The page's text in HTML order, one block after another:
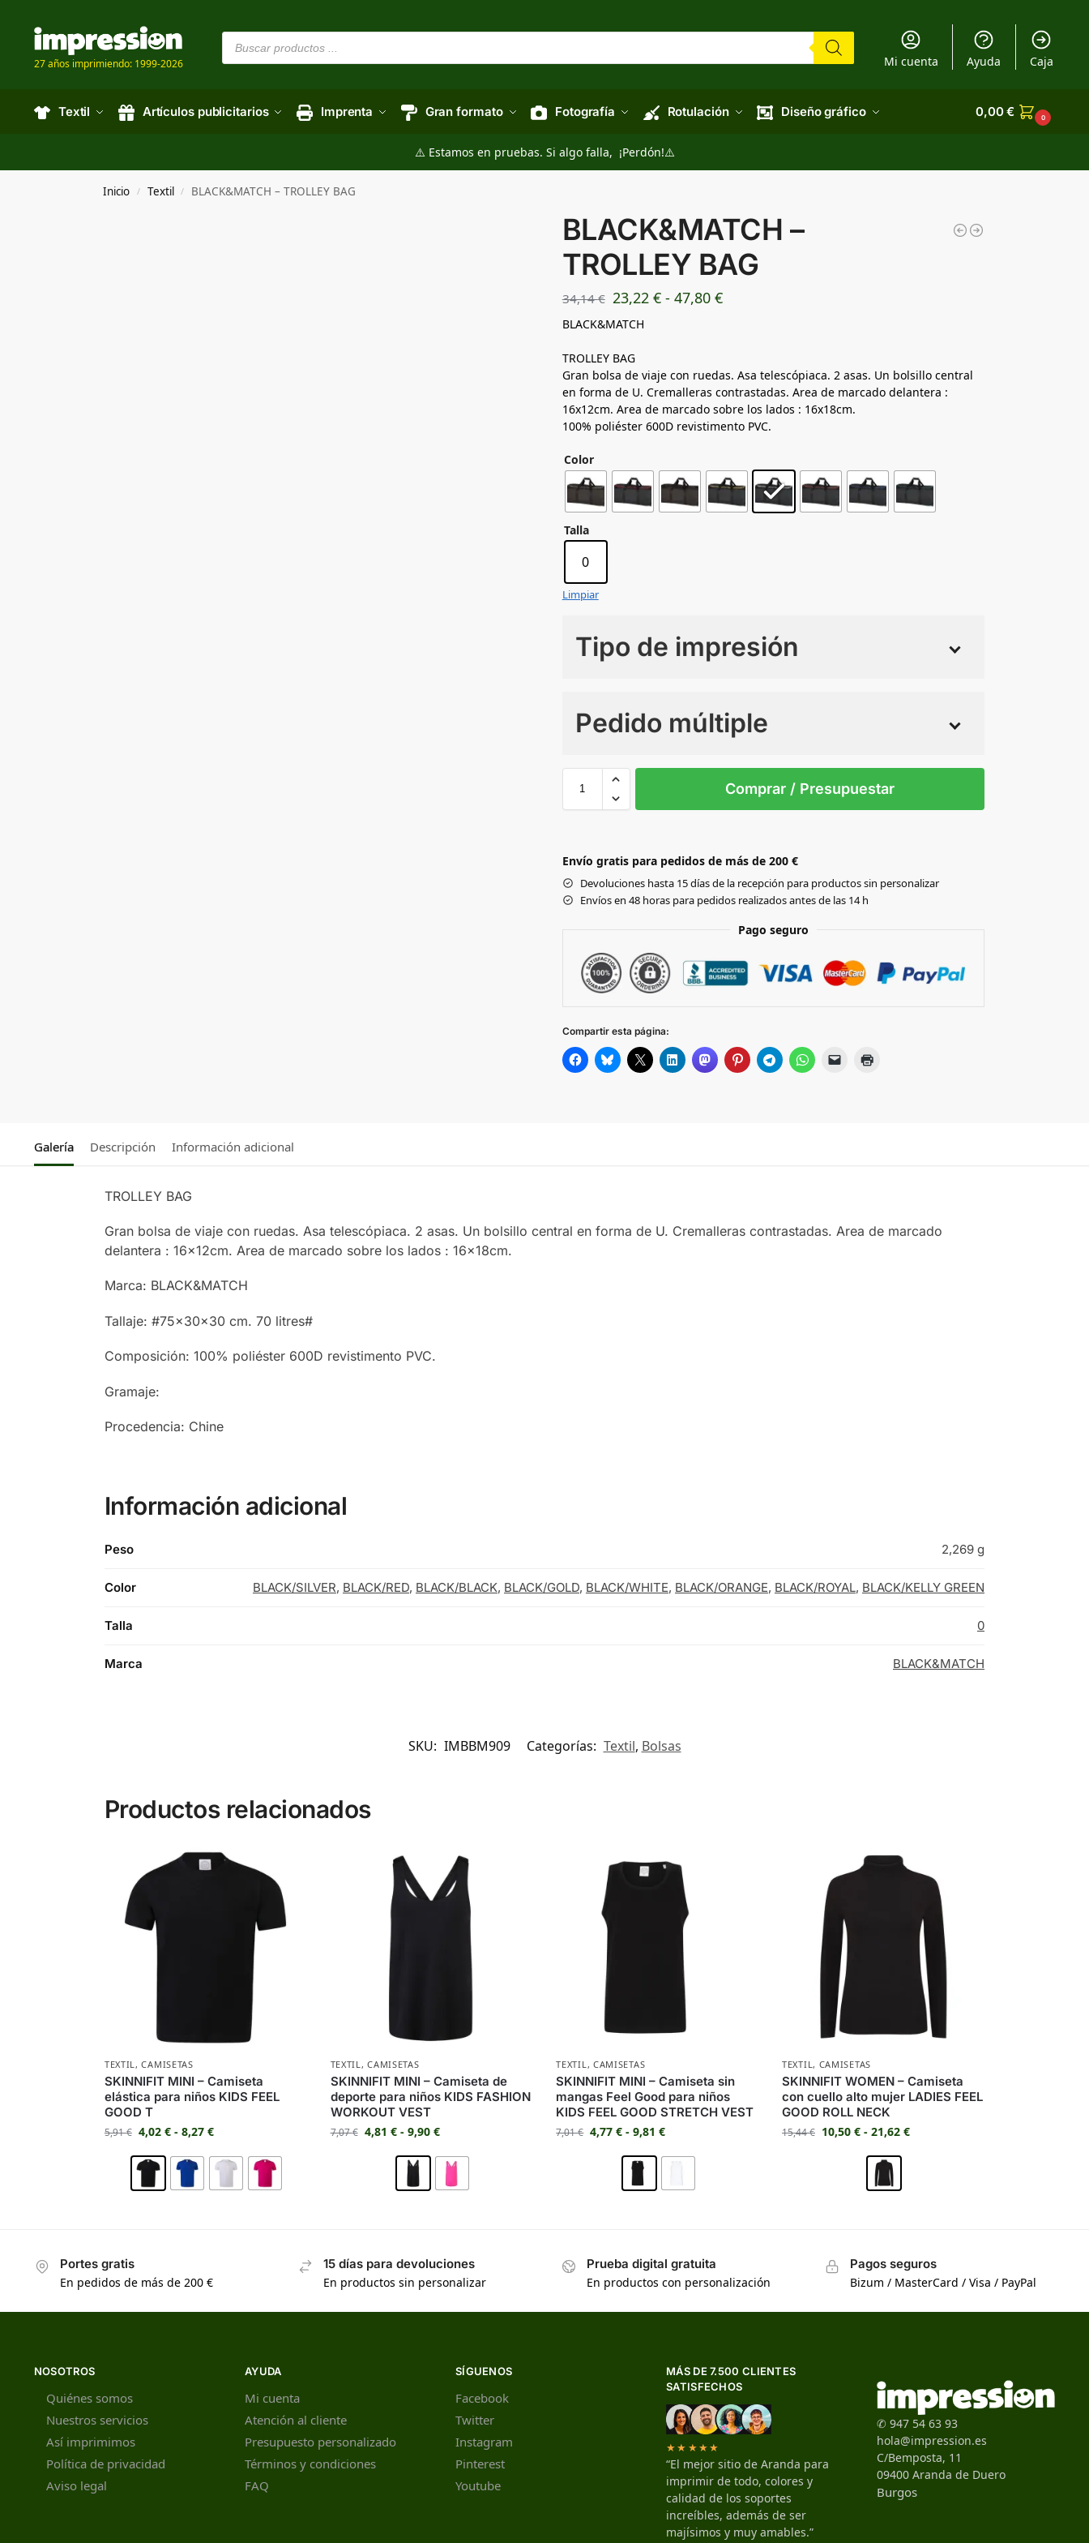
27 años imprimiendo: 1999-2026 Mi cuenta Ayuda Caja
Textil Artículos publicitarios Imprenta Gran formato Fotografía Rotulación Diseño gráfico 0,00€ 0
⚠️ Estamos en pruebas. Si algo falla, ¡Perdón!⚠️
Inicio / Textil / BLACK&MATCH – TROLLEY BAG
BLACK&MATCH –
TROLLEY BAG
34,14€ 23,22 € - 47,80 €
BLACK&MATCH
TROLLEY BAG
Gran bolsa de viaje con ruedas. Asa telescópiaca. 2 asas. Un bolsillo central
en forma de U. Cremalleras contrastadas. Area de marcado delantera :
16x12cm. Area de marcado sobre los lados : 16x18cm.
100% poliéster 600D revistimento PVC.
Color
Talla
0
Limpiar
Tipo de impresión
Pedido múltiple
BLACK/WHITE
BLACK/BLACK
BLACK/GOLD
BLACK/ORANGE
BLACK/ROYAL
BLACK/SILVER
Comprar / Presupuestar
Envío gratis para pedidos de más de 200 €
Devoluciones hasta 15 días de la recepción para productos sin personalizar
Envíos en 48 horas para pedidos realizados antes de las 14 h
Pago seguro
Compartir esta página:
Galería Descripción Información adicional
TROLLEY BAG
Gran bolsa de viaje con ruedas. Asa telescópiaca. 2 asas. Un bolsillo central en forma de U. Cremalleras contrastadas. Area de marcado
delantera : 16x12cm. Area de marcado sobre los lados : 16x18cm.
Marca: BLACK&MATCH
Tallaje: #75x30x30 cm. 70 litres#
Composición: 100% poliéster 600D revistimento PVC.
Gramaje:
Procedencia: Chine
Información adicional
Peso 2,269 g
Color BLACK/SILVER, BLACK/RED, BLACK/BLACK, BLACK/GOLD, BLACK/WHITE, BLACK/ORANGE, BLACK/ROYAL, BLACK/KELLY GREEN
Talla 0
Marca BLACK&MATCH
SKU: IMBBM909 Categorías: Textil, Bolsas
Productos relacionados
TEXTIL,CAMISETAS
SKINNIFIT MINI – Camiseta
elástica para niños KIDS FEEL
GOOD T
5,91€ 4,02 € - 8,27 €
TEXTIL,CAMISETAS
SKINNIFIT MINI – Camiseta de
deporte para niños KIDS FASHION
WORKOUT VEST
7,07€ 4,81 € - 9,90 €
TEXTIL, CAMISETAS
SKINNIFIT MINI – Camiseta sin
mangas Feel Good para niños
KIDS FEEL GOOD STRETCH VEST
7,01€ 4,77€ - 9,81€
TEXTIL, CAMISETAS
SKINNIFIT WOMEN – Camiseta
con cuello alto mujer LADIES FEEL
GOOD ROLL NECK
15,44€ 10,50€ - 21,62€
Portes gratis
En pedidos de más de 200 €
15 días para devoluciones
En productos sin personalizar
Prueba digital gratuita
En productos con personalización
Pagos seguros
Bizum / MasterCard / Visa / PayPal
NOSOTROS
Quiénes somos
Nuestros servicios
Así imprimimos
Política de privacidad
Aviso legal
AYUDA
Mi cuenta
Atención al cliente
Presupuesto personalizado
Términos y condiciones
FAQ
SÍGUENOS
Facebook
Twitter
Instagram
Pinterest
Youtube
MÁS DE 7.500 CLIENTES
SATISFECHOS
★★★★★
“El mejor sitio de Aranda para
imprimir de todo, colores y
calidad de los soportes
increíbles, además de ser
majísimos y muy amables.”
✆ 947 54 63 93
hola@impression.es
C/Bemposta, 11
09400 Aranda de Duero
Burgos